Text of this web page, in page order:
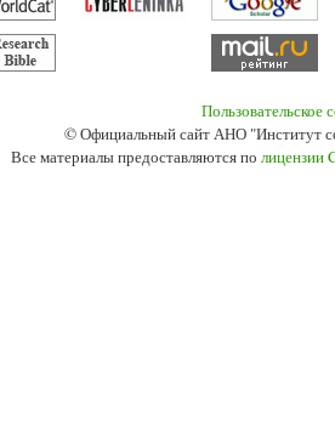
Пользовательское
© Официальный сайт АНО "Институт
Все материалы предоставляются по лицензии